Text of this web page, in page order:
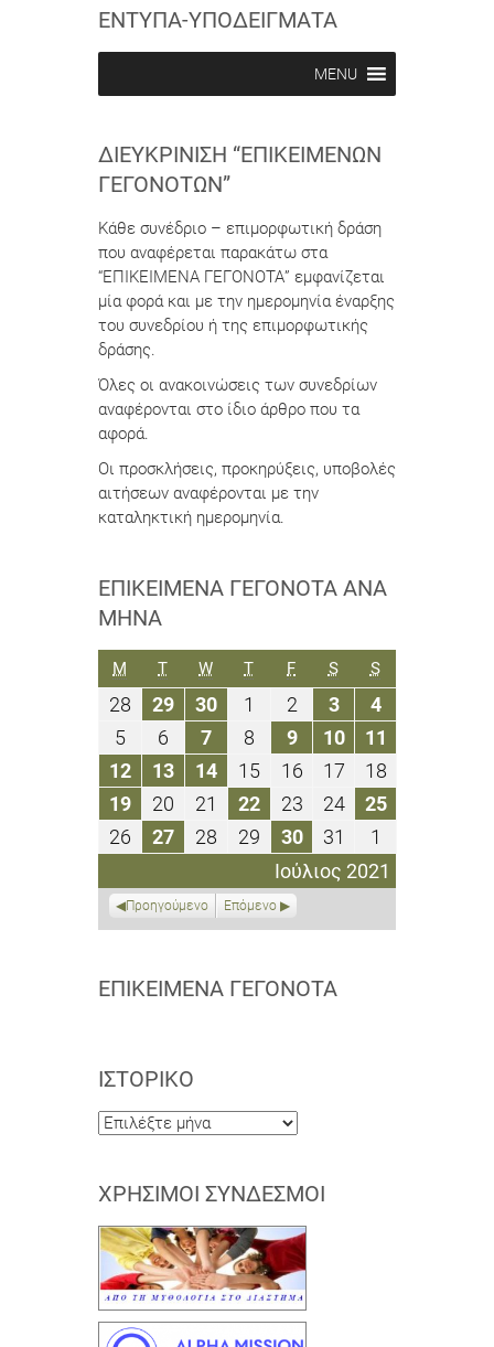
ΕΝΤΥΠΑ-ΥΠΟΔΕΙΓΜΑΤΑ
MENU
ΔΙΕΥΚΡΊΝΙΣΗ “ΕΠΙΚΕΊΜΕΝΩΝ
ΓΕΓΟΝΌΤΩΝ”
Κάθε συνέδριο – επιμορφωτική δράση
που αναφέρεται παρακάτω στα
“ΕΠΙΚΕΙΜΕΝΑ ΓΕΓΟΝΟΤΑ” εμφανίζεται
μία φορά και με την ημερομηνία έναρξης
του συνεδρίου ή της επιμορφωτικής
δράσης.
Όλες οι ανακοινώσεις των συνεδρίων
αναφέρονται στο ίδιο άρθρο που τα
αφορά.
Οι προσκλήσεις, προκηρύξεις, υποβολές
αιτήσεων αναφέρονται με την
καταληκτική ημερομηνία.
ΕΠΙΚΕΊΜΕΝΑ ΓΕΓΟΝΌΤΑ ΑΝΆ
ΜΉΝΑ
Ιούλιος 2021
M ΔΕΥΤΈΡΑ
TΤΡΊΤΗ
WΤΕΤΆΡΤΗ
TΠΈΜΠΤΗ
FΠΑΡΑΣΚΕΥΉ
SΣΆΒΒΑΤΟ
SΚΥΡΙΑΚΉ
28
Ιουνίου
2021
2929
Ιουνίου
2021
3030
Ιουνίου
2021
1
Ιουλίου
2021
22
Ιουλίου
2021
33
Ιουλίου
2021
44
Ιουλίου
2021
55
Ιουλίου
2021
6
Ιουλίου
2021
77
Ιουλίου
2021
8
Ιουλίου
2021
99
Ιουλίου
2021
1010
Ιουλίου
2021
11
Ιουλίου
2021
1212
Ιουλίου
2021
1313
Ιουλίου
2021
1414
Ιουλίου
2021
1515
Ιουλίου
2021
1616
Ιουλίου
2021
1717
Ιουλίου
2021
1818
Ιουλίου
2021
1919
Ιουλίου
2021
20
Ιουλίου
2021
21
Ιουλίου
2021
2222
Ιουλίου
2021
2323
Ιουλίου
2021
2424
Ιουλίου
2021
2525
Ιουλίου
2021
26
Ιουλίου
2727
Ιουλίου
28
Ιουλίου
29
Ιουλίου
2021
3030
Ιουλίου
2021
31
Ιουλίου
2021
1
Αυγούστου
2021
Προηγούμενο Επόμενο
ΕΠΙΚΕΊΜΕΝΑ ΓΕΓΟΝΌΤΑ
ΙΣΤΟΡΙΚΌ
Ιστορικό
ΧΡΉΣΙΜΟΙ ΣΎΝΔΕΣΜΟΙ